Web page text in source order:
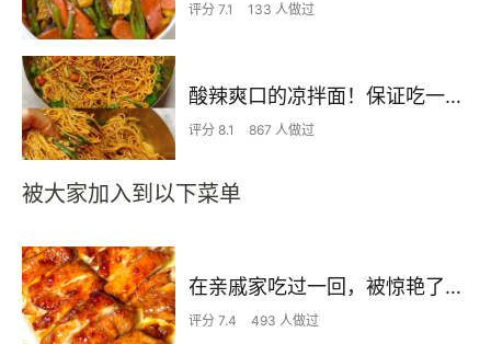
评分 7.1 133 人做过
酸辣爽口的凉拌面！保证吃一次就上瘾
评分 8.1 867 人做过
被大家加入到以下菜单
在亲戚家吃过一回，被惊艳了…
评分 7.4 493 人做过